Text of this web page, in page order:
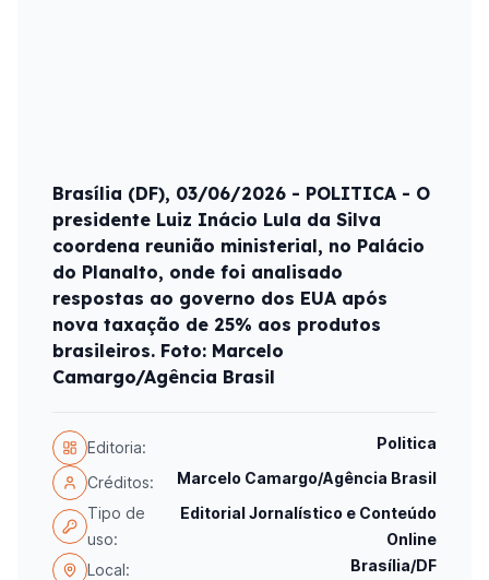
Brasília (DF), 03/06/2026 - POLITICA - O
presidente Luiz Inácio Lula da Silva
coordena reunião ministerial, no Palácio
do Planalto, onde foi analisado
respostas ao governo dos EUA após
nova taxação de 25% aos produtos
brasileiros. Foto: Marcelo
Camargo/Agência Brasil
Editoria: Politica
Créditos:
Marcelo Camargo/Agência Brasil
Tipo de
uso:
Editorial Jornalístico e Conteúdo
Online
Local:
Brasília/DF